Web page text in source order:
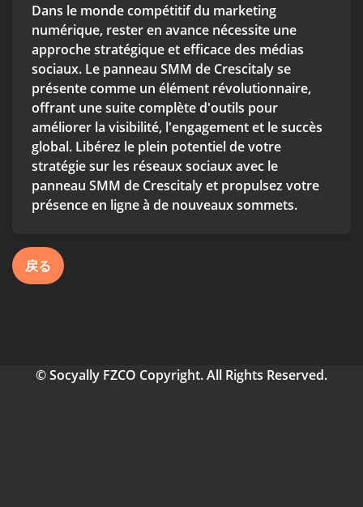
Dans le monde compétitif du marketing
numérique, rester en avance nécessite une
approche stratégique et efficace des médias
sociaux. Le panneau SMM de Crescitaly se
présente comme un élément révolutionnaire,
offrant une suite complète d'outils pour
améliorer la visibilité, l'engagement et le succès
global. Libérez le plein potentiel de votre
stratégie sur les réseaux sociaux avec le
panneau SMM de Crescitaly et propulsez votre
présence en ligne à de nouveaux sommets.
戻る
© Socyally FZCO Copyright. All Rights Reserved.